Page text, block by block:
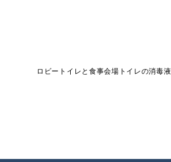
ロビートイレと食事会場トイレの消毒液